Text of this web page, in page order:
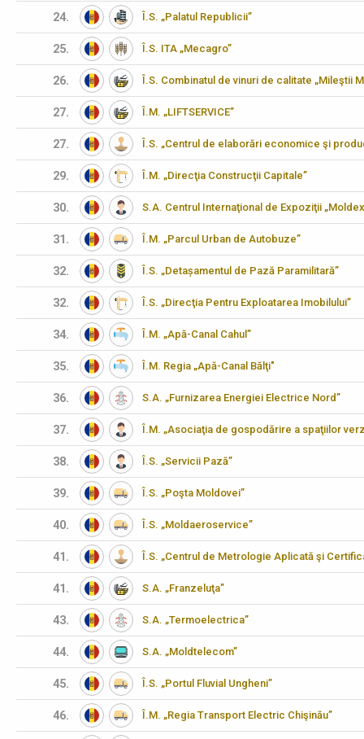
24. Î.S. „Palatul Republicii”
25. Î.S. ITA „Mecagro”
26. Î.S. Combinatul de vinuri de calitate „Mileştii
27. Î.M. „LIFTSERVICE”
27. Î.S. „Centrul de elaborări economice şi
29. Î.M. „Direcţia Construcţii Capitale”
30. S.A. Centrul Internaţional de Expoziţii
31. Î.M. „Parcul Urban de Autobuze”
32. Î.S. „Detașamentul de Pază Paramilitară”
32. Î.S. „Direcţia Pentru Exploatarea Imobilului”
34. Î.M. „Apă-Canal Cahul”
35. Î.M. Regia „Apă-Canal Bălţi"
36. S.A. „Furnizarea Energiei Electrice Nord”
37. Î.M. „Asociaţia de gospodărire a spaţiilor
38. Î.S. „Servicii Pază”
39. Î.S. „Poşta Moldovei”
40. Î.S. „Moldaeroservice”
41. Î.S. „Centrul de Metrologie Aplicată şi
41. S.A. „Franzeluţa”
43. S.A. „Termoelectrica”
44. S.A. „Moldtelecom”
45. Î.S. „Portul Fluvial Ungheni”
46. Î.M. „Regia Transport Electric Chişinău”